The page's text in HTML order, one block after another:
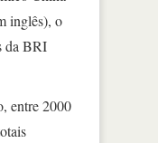
inglês), o
da BRI
entre 2000